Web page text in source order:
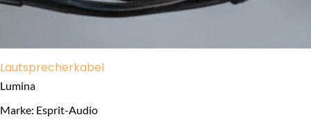
Lautsprecherkabel
Lumina
Marke: Esprit-Audio